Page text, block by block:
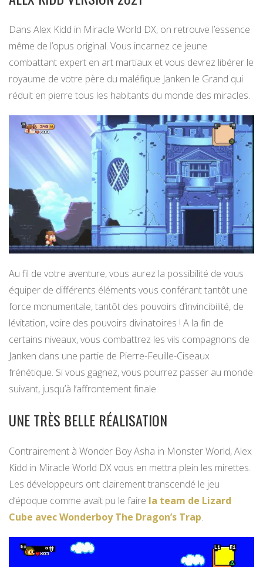
Dans Alex Kidd in Miracle World DX, on retrouve l’essence
même de l’opus original. Vous incarnez ce jeune
combattant expert en art martiaux et vous devrez libérer le
royaume de votre père du maléfique Janken le Grand qui
réduit en pierre tous les habitants du monde des miracles.
Au fil de votre aventure, vous aurez la possibilité de vous
équiper de différents éléments vous conférant tantôt une
force monumentale, tantôt des pouvoirs d’invincibilité, de
lévitation, voire des pouvoirs divinatoires ! A la fin de
certains niveaux, vous combattrez les vils compagnons de
Janken dans une partie de Pierre-Feuille-Ciseaux
frénétique. Si vous gagnez, vous pourrez passer au monde
suivant, jusqu’à l’affrontement finale.
UNE TRÈS BELLE RÉALISATION
Contrairement à Wonder Boy Asha in Monster World, Alex
Kidd in Miracle World DX vous en mettra plein les mirettes.
Les développeurs ont clairement transcendé le jeu
d’époque comme avait pu le faire la team de Lizard
Cube avec Wonderboy The Dragon’s Trap.